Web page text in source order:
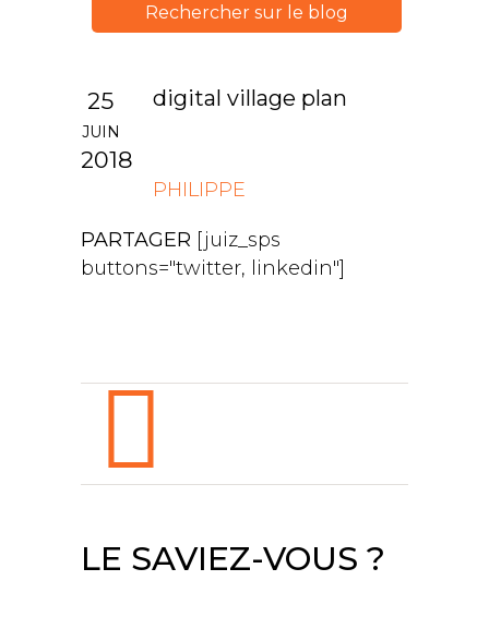
25
JUIN
2018
digital village plan
PHILIPPE
PARTAGER [juiz_sps
buttons="twitter, linkedin"]
LE SAVIEZ-VOUS ?